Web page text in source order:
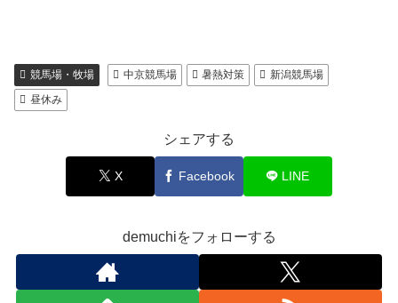
競馬場・牧場 中京競馬場 暑熱対策
新潟競馬場
昼休み
シェアする
X Facebook LINE
demuchiをフォローする